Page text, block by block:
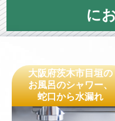
に
大阪府茨木市目垣の
お風呂のシャワー、
蛇口から水漏れ